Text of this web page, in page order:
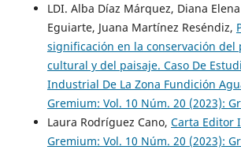
LDI. Alba Díaz Márquez, Diana
Eguiarte, Juana Martínez Reséndiz,
significación en la conservación del
cultural y del paisaje. Caso De
Industrial De La Zona Fundición
Gremium: Vol. 10 Núm. 20 (2023):
Laura Rodríguez Cano, Carta Editor
Gremium: Vol. 10 Núm. 20 (2023):